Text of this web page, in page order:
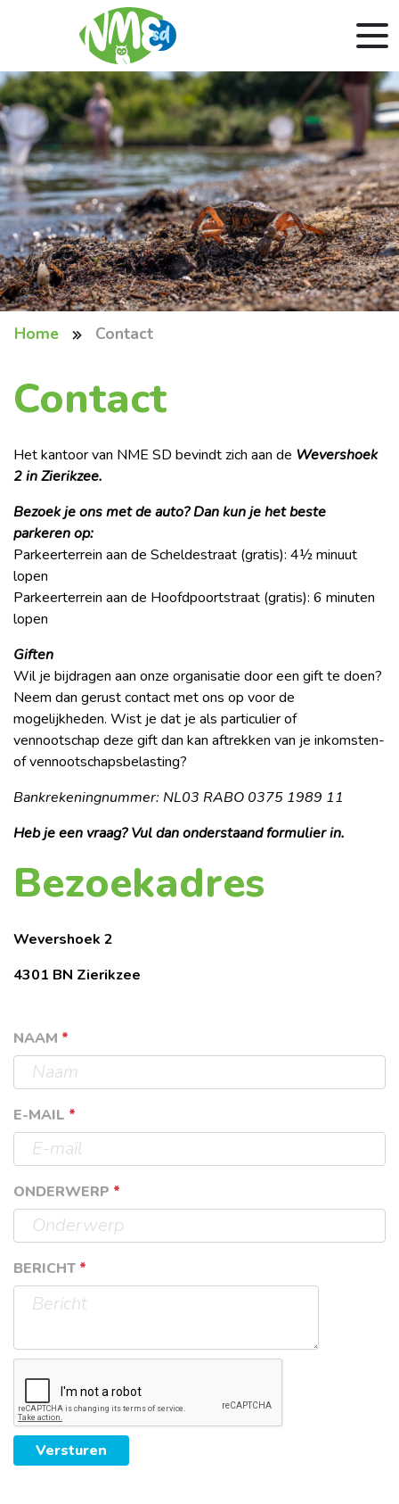
Home Contact
Contact
Het kantoor van NME SD bevindt zich aan de Wevershoek
2 in Zierikzee.
Bezoek je ons met de auto? Dan kun je het beste
parkeren op:
Parkeerterrein aan de Scheldestraat (gratis): 4½ minuut
lopen
Parkeerterrein aan de Hoofdpoortstraat (gratis): 6 minuten
lopen
Giften
Wil je bijdragen aan onze organisatie door een gift te doen?
Neem dan gerust contact met ons op voor de
mogelijkheden. Wist je dat je als particulier of
vennootschap deze gift dan kan aftrekken van je inkomsten-
of vennootschapsbelasting?
Bankrekeningnummer: NL03 RABO 0375 1989 11
Heb je een vraag? Vul dan onderstaand formulier in.
Bezoekadres
Wevershoek 2
4301 BN Zierikzee
NAAM *
E-MAIL *
ONDERWERP *
BERICHT *